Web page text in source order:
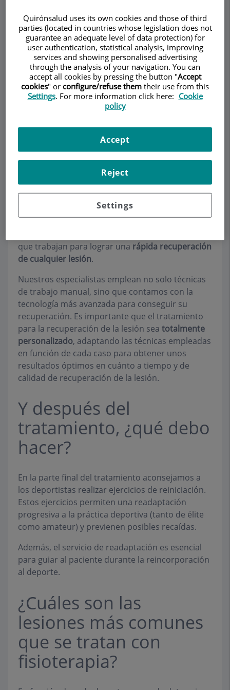
DescriptionServicesTeamContactRelevant details
Opening hours
Make an appointment
Fisioterapia deportiva y
osteopatía
La fisioterapia y la rehabilitación son una parte
fundamental en el tratamiento de las lesiones
deportivas. En nuestra consulta contamos con
que trabajan para lograr una rápida recuperación
de cualquier lesión.
Nuestros especialistas emplean no solo técnicas
de trabajo manual, sino que contamos con la
tecnología más avanzada para conseguir su
recuperación. Es importante que el tratamiento
para la recuperación de la lesión sea totalmente
personalizado, adaptando las técnicas empleadas
en función de cada caso para obtener unos
resultados óptimos en cuánto a tiempo y de
calidad de recuperación de la lesión.
Y después del
tratamiento, ¿qué debo
hacer?
En la parte final del tratamiento aconsejamos a
los deportistas realizar ejercicios de reiniciación.
Estos ejercicios permiten una readaptación
progresiva a la práctica deportiva (tanto de élite
como amateur) y previenen posibles recaídas.
Además, el servicio de readaptación es esencial
para guiar al paciente durante la reincorporación
al deporte.
¿Cuáles son las
lesiones más comunes
que se tratan con
fisioterapia?
Quirónsalud uses its own cookies and those of third
parties (located in countries whose legislation does not
guarantee an adequate level of data protection) for
user authentication, statistical analysis, improving
services and showing personalised advertising
through the analysis of your navigation. You can
accept all cookies by pressing the button "Accept
cookies" or configure/refuse them their use from this
Settings. For more information click here: Cookie
policy
Settings
Reject
Accept